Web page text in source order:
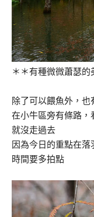
＊＊有種微微蕭瑟的
除了可以餵魚外，
在小牛區旁有條路，
就沒走過去
因為今日的重點在
時間要多拍點